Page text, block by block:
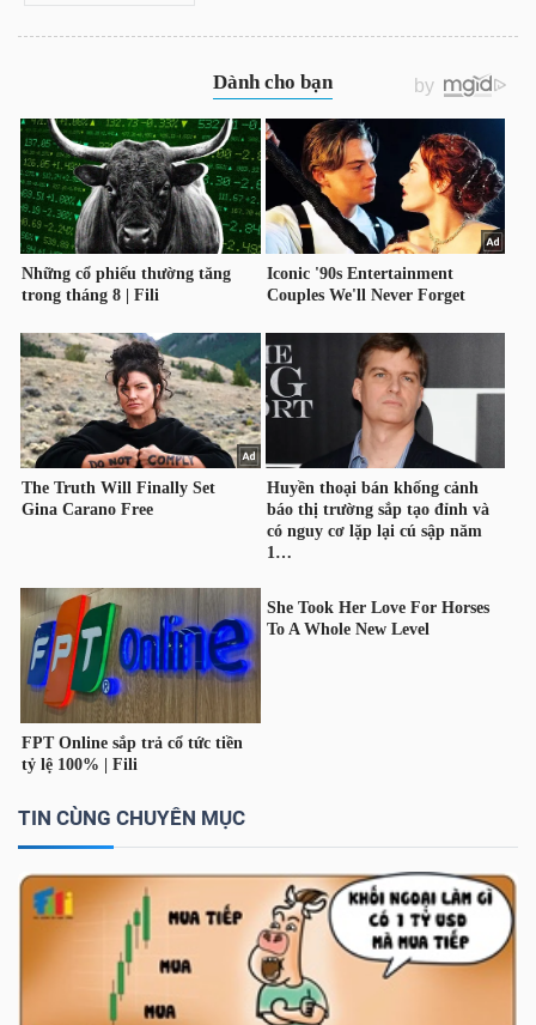
TIN CÙNG CHUYÊN MỤC
cụ
đầu
tư
Truyền
thông
tài
chính
Dữ
liệu
tài
chính